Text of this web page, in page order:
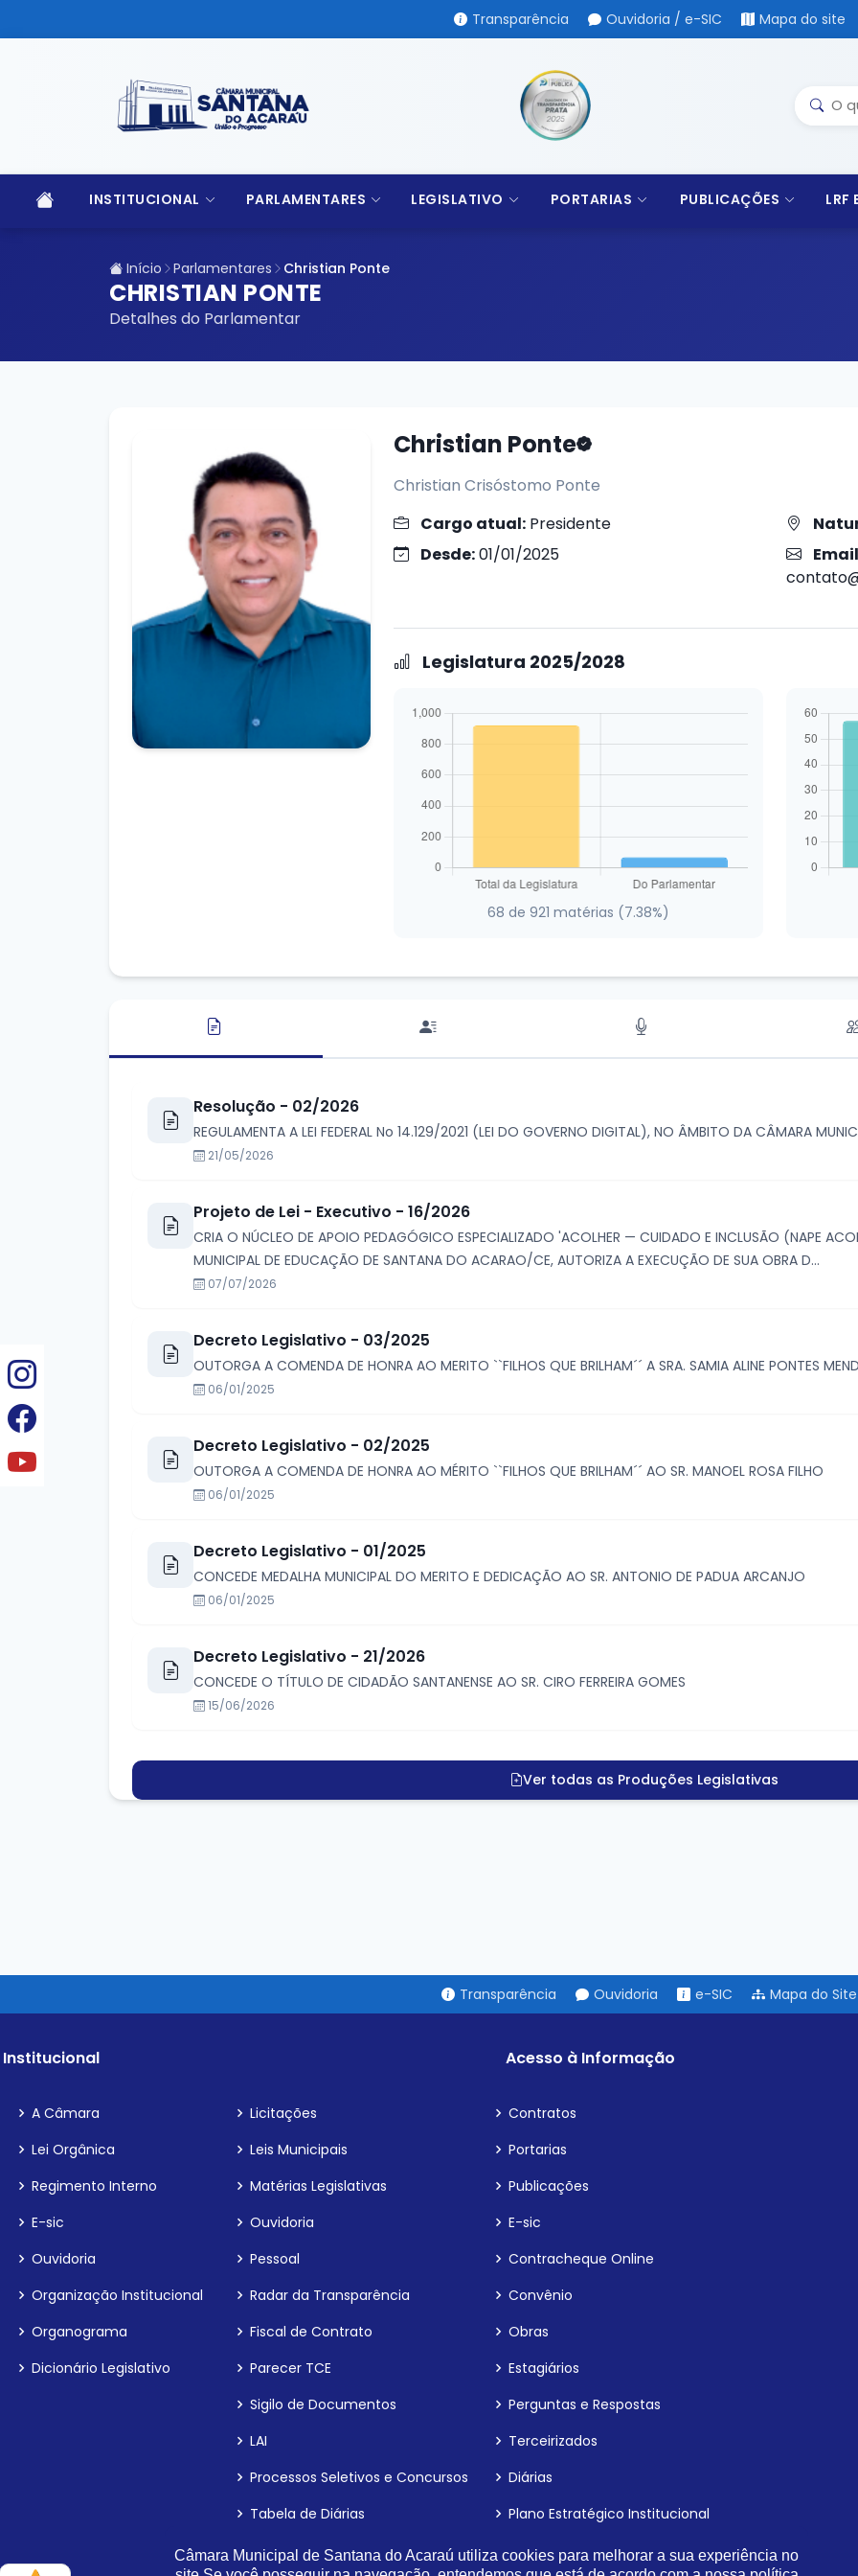
Transparência Ouvidoria / e-SIC Mapa do site
INSTITUCIONAL PARLAMENTARES LEGISLATIVO PORTARIAS PUBLICAÇÕES LRF
Início Parlamentares Christian Ponte
CHRISTIAN PONTE
Detalhes do Parlamentar
Christian Ponte
Christian Crisóstomo Ponte
Cargo atual: Presidente
Desde:01/01/2025
Legislatura 2025/2028
68 de 921 matérias (7.38%)
Resolução - 02/2026
REGULAMENTA A LEI FEDERAL No 14.129/2021 (LEI DO GOVERNO DIGITAL), NO ÂMBITO DA CÂMARA
21/05/2026
Projeto de Lei - Executivo - 16/2026
CRIA O NÚCLEO DE APOIO PEDAGÓGICO ESPECIALIZADO 'ACOLHER — CUIDADO E INCLUSÃO (NAPE
MUNICIPAL DE EDUCAÇÃO DE SANTANA DO ACARAO/CE, AUTORIZA A EXECUÇÃO DE SUA OBRA D...
07/07/2026
Decreto Legislativo - 03/2025
OUTORGA A COMENDA DE HONRA AO MERITO ``FILHOS QUE BRILHAM´´ A SRA. SAMIA ALINE PONTES
06/01/2025
Decreto Legislativo - 02/2025
OUTORGA A COMENDA DE HONRA AO MÉRITO ``FILHOS QUE BRILHAM´´ AO SR. MANOEL ROSA FILHO
06/01/2025
Decreto Legislativo - 01/2025
CONCEDE MEDALHA MUNICIPAL DO MERITO E DEDICAÇÃO AO SR. ANTONIO DE PADUA ARCANJO
06/01/2025
Decreto Legislativo - 21/2026
CONCEDE O TÍTULO DE CIDADÃO SANTANENSE AO SR. CIRO FERREIRA GOMES
15/06/2026
Ver todas as Produções Legislativas
Transparência Ouvidoria e-SIC Mapa do Site
Institucional
A Câmara
Lei Orgânica
Regimento Interno
E-sic
Ouvidoria
Organização Institucional
Organograma
Dicionário Legislativo
Acesso à Informação
Licitações
Contratos
Leis Municipais
Portarias
Matérias Legislativas
Publicações
Ouvidoria
E-sic
Pessoal
Contracheque Online
Radar da Transparência
Convênio
Fiscal de Contrato
Obras
Parecer TCE
Estagiários
Sigilo de Documentos
Perguntas e Respostas
LAI
Terceirizados
Processos Seletivos e Concursos
Diárias
Tabela de Diárias
Plano Estratégico Institucional
Inidôneas
Relatório de Gestão e Atividade
Municipal
Câmara Municipal de Santana do Acaraú utiliza cookies para melhorar a sua experiência no